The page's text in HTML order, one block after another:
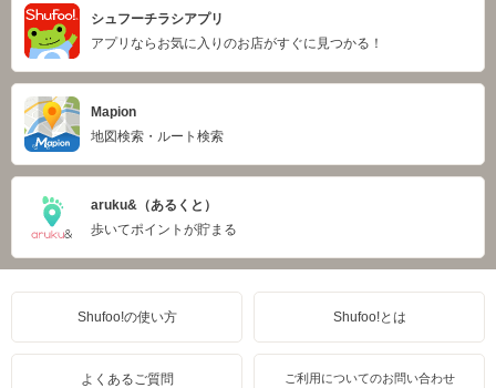
シュフーチラシアプリ
アプリならお気に入りのお店がすぐに見つかる！
Mapion
地図検索・ルート検索
aruku&（あるくと）
歩いてポイントが貯まる
Shufoo!の使い方 Shufoo!とは
よくあるご質問 ご利用についてのお問い合わせ